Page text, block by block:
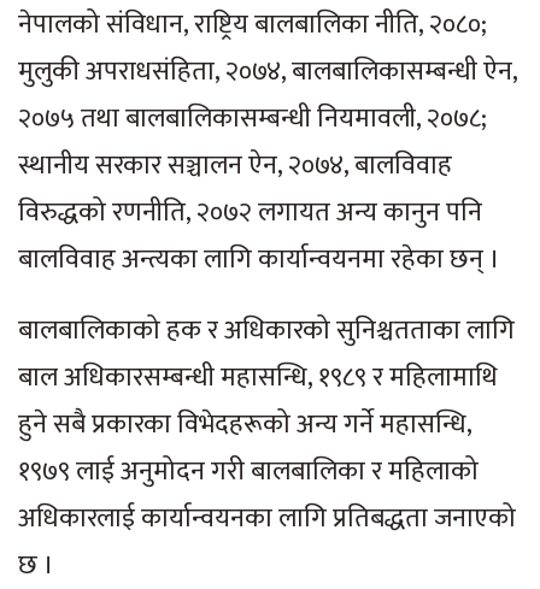
नेपालको संविधान, राष्ट्रिय बालबालिका नीति, २०८०;
मुलुकी अपराधसंहिता, २०७४, बालबालिकासम्बन्धी ऐन,
२०७५ तथा बालबालिकासम्बन्धी नियमावली, २०७८;
स्थानीय सरकार सञ्चालन ऐन, २०७४, बालविवाह
विरुद्धको रणनीति, २०७२ लगायत अन्य कानुन पनि
बालविवाह अन्त्यका लागि कार्यान्वयनमा रहेका छन् ।
बालबालिकाको हक र अधिकारको सुनिश्चतताका लागि
बाल अधिकारसम्बन्धी महासन्धि, १९८९ र महिलामाथि
हुने सबै प्रकारका विभेदहरूको अन्य गर्ने महासन्धि,
१९७९ लाई अनुमोदन गरी बालबालिका र महिलाको
अधिकारलाई कार्यान्वयनका लागि प्रतिबद्धता जनाएको
छ ।